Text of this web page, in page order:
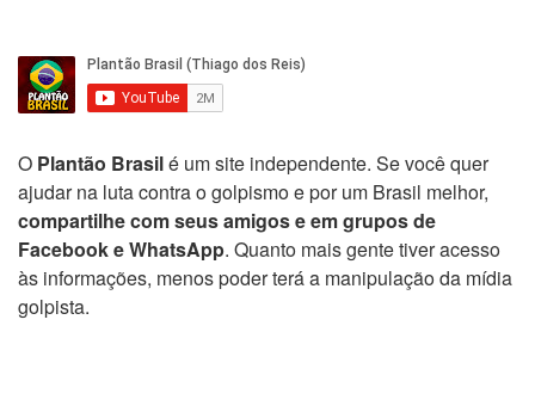
O Plantão Brasilé um site independente. Se você quer
ajudar na luta contra o golpismo e por um Brasil melhor,
compartilhe com seus amigos e em grupos de
Facebook e WhatsApp. Quanto mais gente tiver acesso
às informações, menos poder terá a manipulação da mídia
golpista.